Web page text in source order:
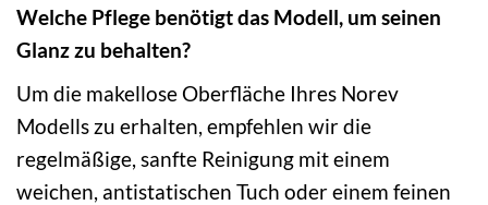
Welche Pflege benötigt das Modell, um seinen
Glanz zu behalten?
Um die makellose Oberfläche Ihres Norev
Modells zu erhalten, empfehlen wir die
regelmäßige, sanfte Reinigung mit einem
weichen, antistatischen Tuch oder einem feinen